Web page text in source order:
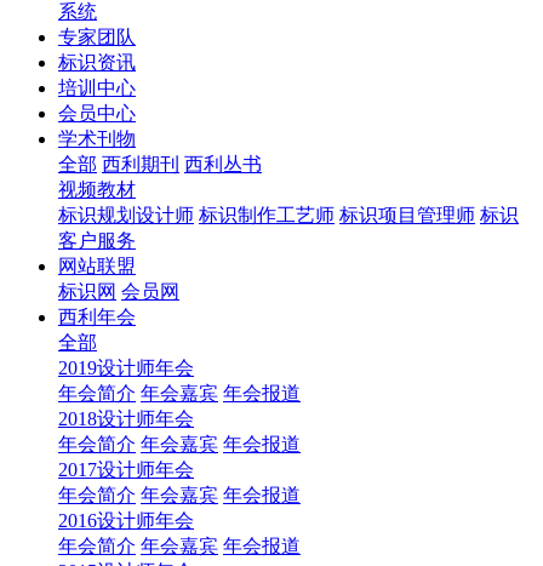
系统
专家团队
标识资讯
培训中心
会员中心
学术刊物
全部 西利期刊 西利丛书
视频教材
标识规划设计师 标识制作工艺师 标识项目管理师 标识
客户服务
网站联盟
标识网 会员网
西利年会
全部
2019设计师年会
年会简介 年会嘉宾 年会报道
2018设计师年会
年会简介 年会嘉宾 年会报道
2017设计师年会
年会简介 年会嘉宾 年会报道
2016设计师年会
年会简介 年会嘉宾 年会报道